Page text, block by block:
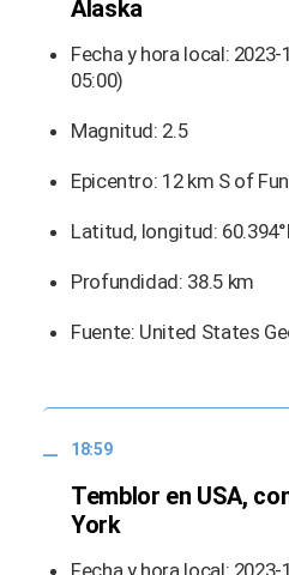
Alaska
Fecha y hora local: 2023-
05:00)
Magnitud: 2.5
Epicentro: 12 km S of
Latitud, longitud:
Profundidad: 38.5 km
Fuente: United States
18:59
Temblor en USA,
York